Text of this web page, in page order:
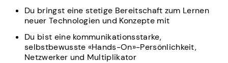
Du bringst eine stetige Bereitschaft zum Lernen
neuer Technologien und Konzepte mit
Du bist eine kommunikationsstarke,
selbstbewusste «Hands-On»-Persönlichkeit,
Netzwerker und Multiplikator